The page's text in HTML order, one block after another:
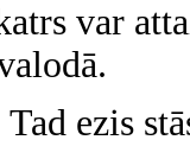
var
ezis